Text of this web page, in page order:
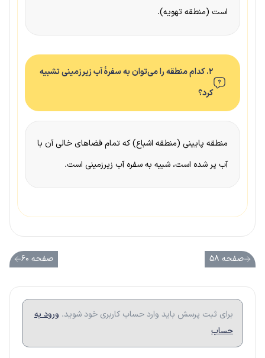
است (منطقه تهویه).
۲. کدام منطقه را می‌توان به سفرهٔ آب زیرزمینی تشبیه
کرد؟
منطقه پایینی (منطقه اشباع) که تمام فضاهای خالی آن با
آب پر شده است، شبیه به سفره آب زیرزمینی است.
صفحه ۵۸ صفحه ۶۰
برای ثبت پرسش باید وارد حساب کاربری خود شوید. ورود به
حساب